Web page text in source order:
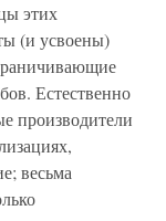
этих
(и усвоены)
Естественно
производители
весьма